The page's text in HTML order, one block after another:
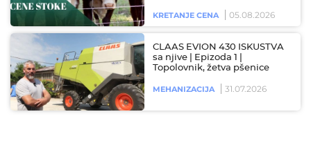
KRETANJE CENA 05.08.2026
CLAAS EVION 430 ISKUSTVA
sa njive | Epizoda 1 |
Topolovnik, žetva pšenice
MEHANIZACIJA 31.07.2026